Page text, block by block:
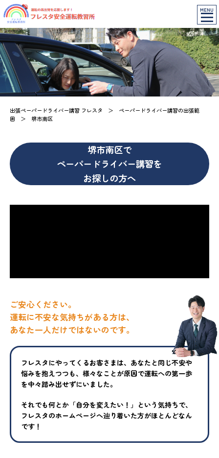
MENU
出張ペーパードライバー講習 フレスタ ＞ ペーパードライバー講習の出張範
囲 ＞ 堺市南区
堺市南区で
ペーパードライバー講習を
お探しの方へ
ご安心ください。
運転に不安な気持ちがある方は、
あなた一人だけではないのです。
フレスタにやってくるお客さまは、あなたと同じ不安や
悩みを抱えつつも、様々なことが原因で運転への第一歩
を中々踏み出せずにいました。
それでも何とか「自分を変えたい！」という気持ちで、
フレスタのホームページへ辿り着いた方がほとんどなん
です！